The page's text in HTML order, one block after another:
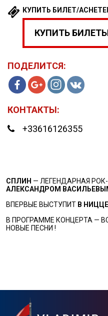
КУПИТЬ БИЛЕТ/
КУПИТЬ
ПОДЕЛИТСЯ:
КОНТАКТЫ:
+33616126355
СПЛИН — ЛЕГЕНДАРНАЯ
АЛЕКСАНДРОМ
ВПЕРВЫЕ ВЫСТУПИТ В
В ПРОГРАММЕ КОНЦЕРТА —
НОВЫЕ ПЕСНИ !